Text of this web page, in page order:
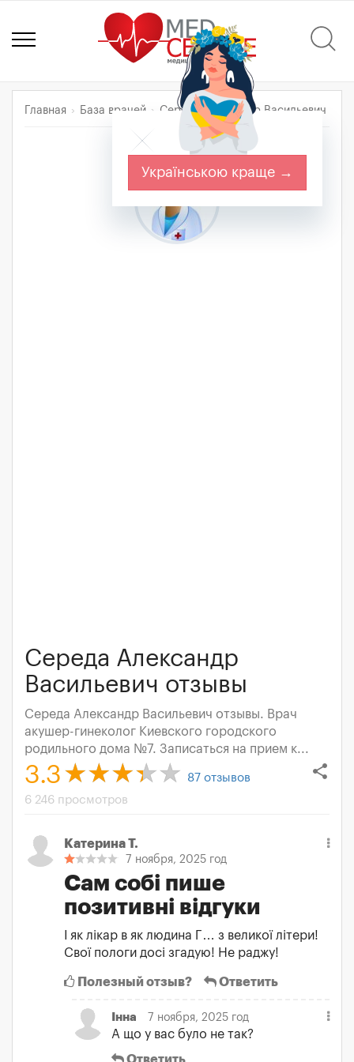
Главная База врачей Середа Александр Васильевич
Середа Александр
Васильевич отзывы
Середа Александр Васильевич отзывы. Врач
акушер-гинеколог Киевского городского
родильного дома №7. Записаться на прием к...
share
3.3 87 отзывов
6 246 просмотров
Катерина Т.
7 ноября, 2025 год
Сам собі пише
позитивні відгуки
І як лікар в як людина Г… з великої літери!
Свої пологи досі згадую! Не раджу!
Полезный отзыв? Ответить
Інна 7 ноября, 2025 год
А що у вас було не так?
Українською краще →